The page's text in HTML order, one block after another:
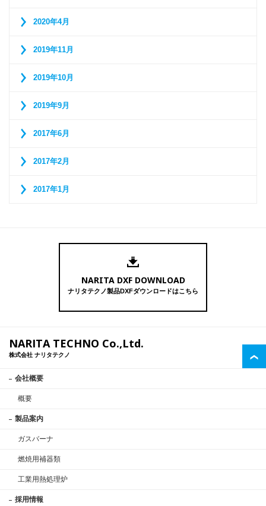
2020年4月
2019年11月
2019年10月
2019年9月
2017年6月
2017年2月
2017年1月
NARITA DXF DOWNLOAD
ナリタテクノ製品DXFダウンロードはこちら
NARITA TECHNO Co.,Ltd.
株式会社 ナリタテクノ
会社概要
概要
製品案内
ガスバーナ
燃焼用補器類
工業用熱処理炉
採用情報